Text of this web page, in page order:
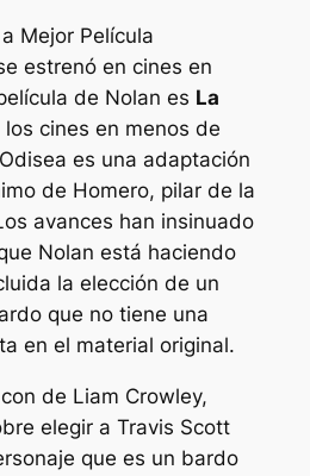
Mejor Película
estrenó en cines en
de Nolan es La
los cines en menos de
es una adaptación
de Homero, pilar de la
avances han insinuado
Nolan está haciendo
la elección de un
que no tiene una
en el material original.
de Liam Crowley,
elegir a Travis Scott
que es un bardo